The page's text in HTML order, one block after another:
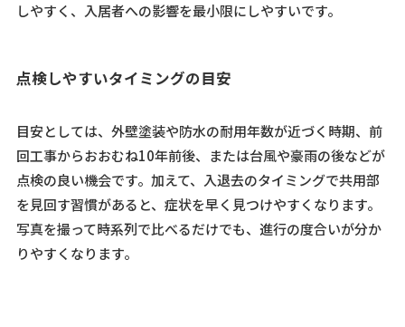
しやすく、入居者への影響を最小限にしやすいです。
点検しやすいタイミングの目安
目安としては、外壁塗装や防水の耐用年数が近づく時期、前
回工事からおおむね10年前後、または台風や豪雨の後などが
点検の良い機会です。加えて、入退去のタイミングで共用部
を見回す習慣があると、症状を早く見つけやすくなります。
写真を撮って時系列で比べるだけでも、進行の度合いが分か
りやすくなります。